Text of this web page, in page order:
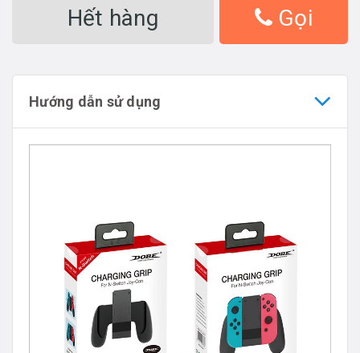
Hết hàng Gọi
Hướng dẫn sử dụng